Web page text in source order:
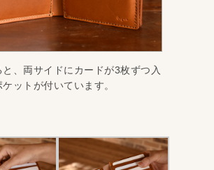
と、両サイドにカードが3枚ずつ入
ットが付いています。